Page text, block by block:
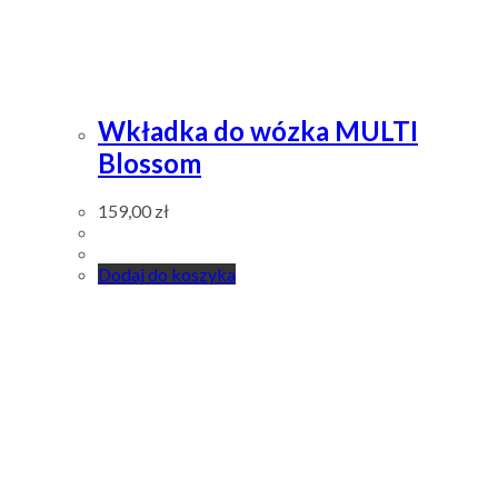
Wkładka do wózka MULTI
Blossom
159,00 zł
Dodaj do koszyka